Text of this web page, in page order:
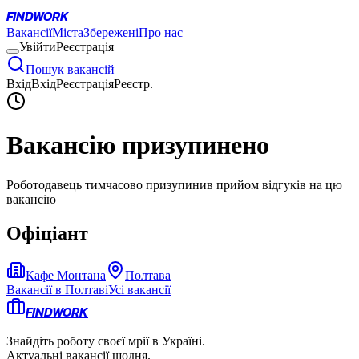
FINDWORK
ВакансіїМістаЗбереженіПро нас
УвійтиРеєстрація
Пошук вакансій
ВхідВхідРеєстраціяРеєстр.
Вакансію призупинено
Роботодавець тимчасово призупинив прийом відгуків на цю
вакансію
Офіціант
Кафе Монтана
Полтава
Вакансії в ПолтавіУсі вакансії
FINDWORK
Знайдіть роботу своєї мрії в Україні.
Актуальні вакансії щодня.